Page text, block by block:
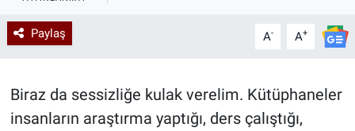
Paylaş A- A+
Biraz da sessizliğe kulak verelim. Kütüphaneler
insanların araştırma yaptığı, ders çalıştığı,
Kadın & Aile
Sağlık